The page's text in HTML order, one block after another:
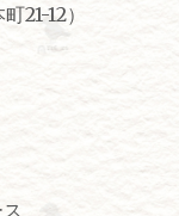
21-12）